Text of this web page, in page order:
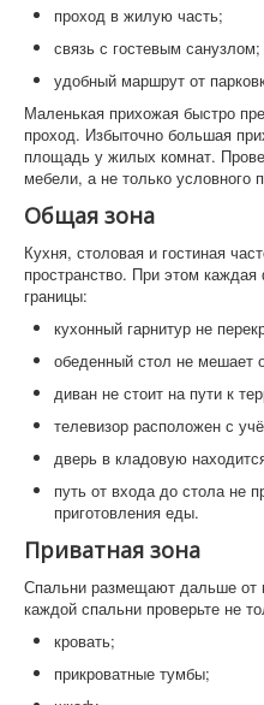
проход в жилую часть;
связь с гостевым санузлом;
удобный маршрут от
Маленькая прихожая быстро
проход. Избыточно большая
площадь у жилых комнат.
мебели, а не только условного
Общая зона
Кухня, столовая и гостиная
пространство. При этом
границы:
кухонный гарнитур не
обеденный стол не мешает
диван не стоит на пути к
телевизор расположен с
дверь в кладовую
путь от входа до стола не
приготовления еды.
Приватная зона
Спальни размещают дальше
каждой спальни проверьте не
кровать;
прикроватные тумбы;